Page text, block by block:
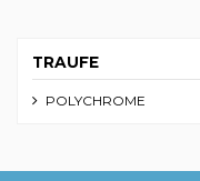
TRAUFE
POLYCHROME